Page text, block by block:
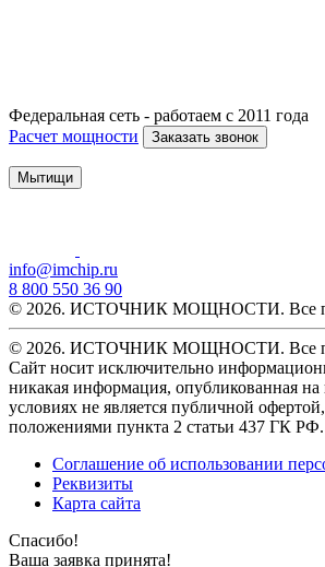
Федеральная сеть - работаем с 2011 года
Расчет мощности
Заказать звонок
Мытищи
info@imchip.ru
8 800 550 36 90
© 2026. ИСТОЧНИК МОЩНОСТИ. Все
© 2026. ИСТОЧНИК МОЩНОСТИ. Все
Сайт носит исключительно
никакая информация, опубликованная
условиях не является публичной
положениями пункта 2 статьи 437 ГК РФ.
Соглашение об использовании
Реквизиты
Карта сайта
Спасибо!
Ваша заявка принята!